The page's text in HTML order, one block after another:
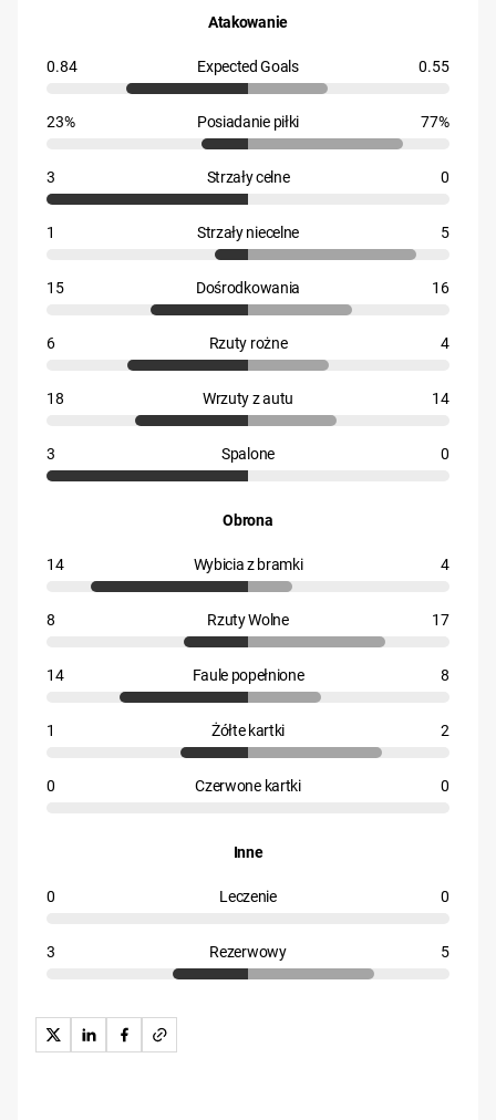
Atakowanie
0.84 Expected Goals 0.55
23% Posiadanie piłki 77%
3 Strzały celne 0
1 Strzały niecelne 5
15 Dośrodkowania 16
6 Rzuty rożne 4
18 Wrzuty z autu 14
3 Spalone 0
Obrona
14 Wybicia z bramki 4
8 Rzuty Wolne 17
14 Faule popełnione 8
1 Żółte kartki 2
0 Czerwone kartki 0
Inne
0 Leczenie 0
3 Rezerwowy 5